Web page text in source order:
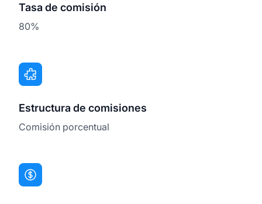
Tasa de comisión
80%
Estructura de comisiones
Comisión porcentual